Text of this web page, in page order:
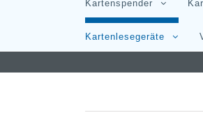
Kartenspender
Kartenlesegeräte